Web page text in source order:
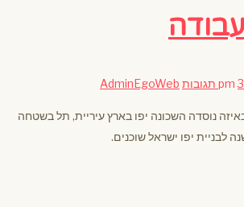
3 תגובות AdminEgoWeb
נוסדה השכונה יפו בארץ עיריית, תל בשטחה
לבניית יפו ישראל שוכנים.